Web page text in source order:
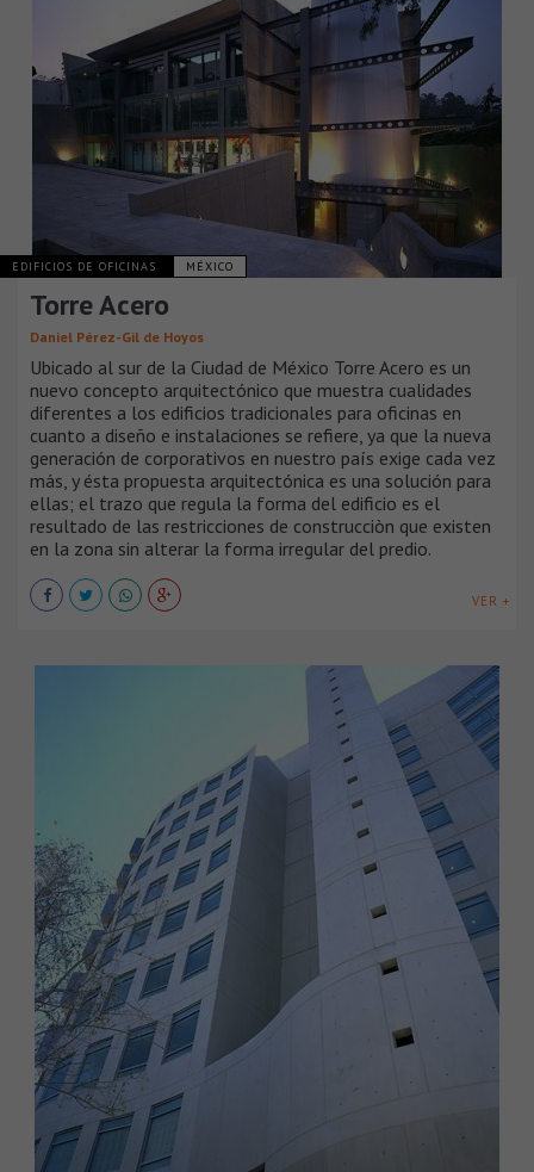
EDIFICIOS DE OFICINAS MÉXICO
Torre Acero
Daniel Pérez-Gil de Hoyos
Ubicado al sur de la Ciudad de México Torre Acero es un
nuevo concepto arquitectónico que muestra cualidades
diferentes a los edificios tradicionales para oficinas en
cuanto a diseño e instalaciones se refiere, ya que la nueva
generación de corporativos en nuestro país exige cada vez
más, y ésta propuesta arquitectónica es una solución para
ellas; el trazo que regula la forma del edificio es el
resultado de las restricciones de construcciòn que existen
en la zona sin alterar la forma irregular del predio.
VER +